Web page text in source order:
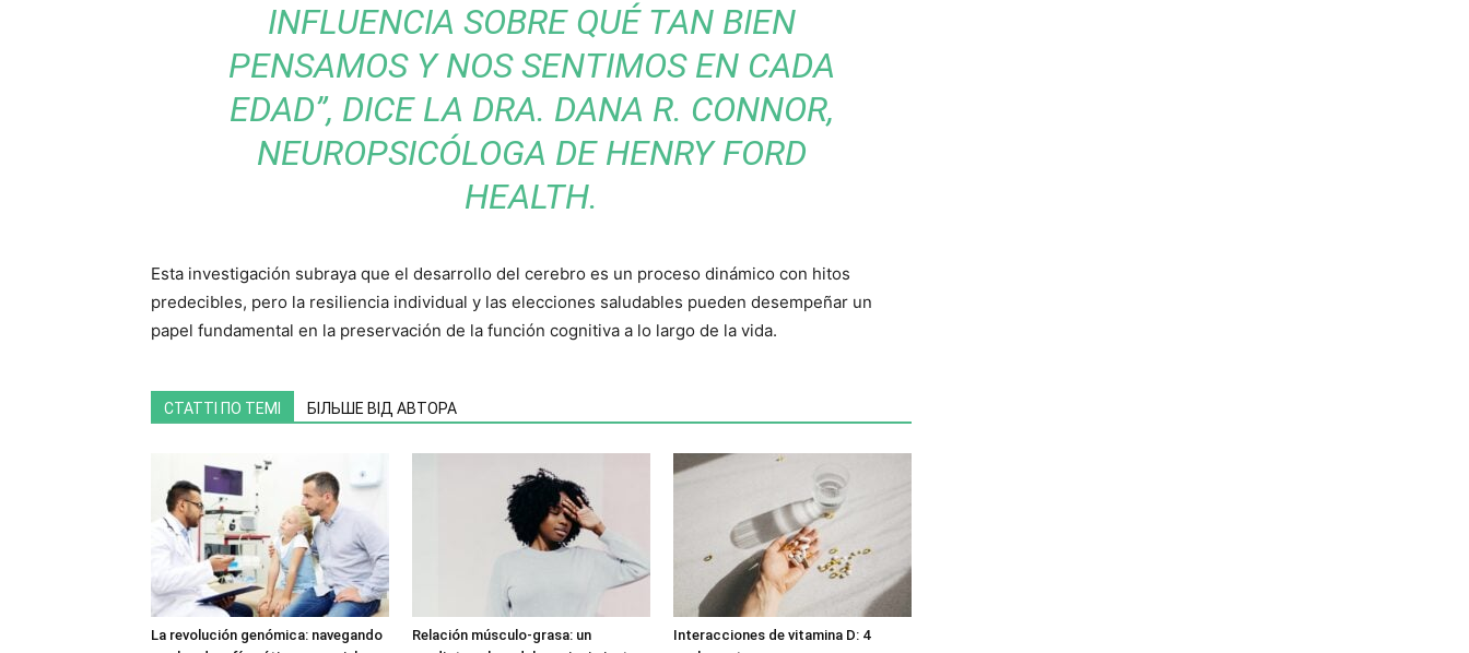
INFLUENCIA SOBRE QUÉ TAN BIEN
PENSAMOS Y NOS SENTIMOS EN CADA
EDAD”, DICE LA DRA. DANA R. CONNOR,
NEUROPSICÓLOGA DE HENRY FORD
HEALTH.
Esta investigación subraya que el desarrollo del cerebro es un proceso dinámico con hitos
predecibles, pero la resiliencia individual y las elecciones saludables pueden desempeñar un
papel fundamental en la preservación de la función cognitiva a lo largo de la vida.
СТАТТІ ПО ТЕМІ БІЛЬШЕ ВІД АВТОРА
La revolución genómica: navegando
Relación músculo-grasa: un
Interacciones de vitamina D: 4